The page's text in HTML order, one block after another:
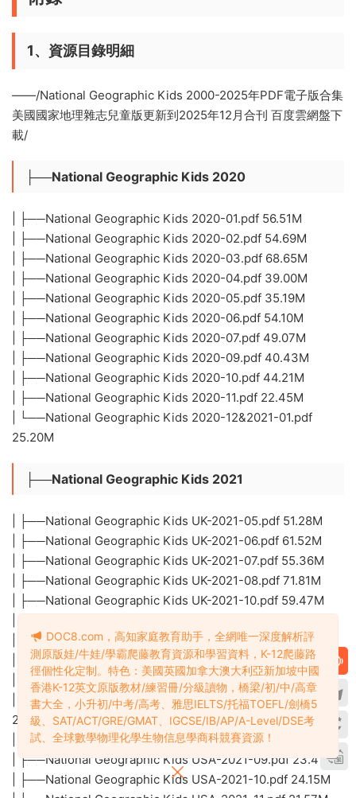
1、資源目錄明細
——/National Geographic Kids 2000-2025年PDF電子版合集
美國國家地理雜志兒童版更新到2025年12月合刊 百度雲網盤下
載/
├──National Geographic Kids 2020
| ├──National Geographic Kids 2020-01.pdf 56.51M
| ├──National Geographic Kids 2020-02.pdf 54.69M
| ├──National Geographic Kids 2020-03.pdf 68.65M
| ├──National Geographic Kids 2020-04.pdf 39.00M
| ├──National Geographic Kids 2020-05.pdf 35.19M
| ├──National Geographic Kids 2020-06.pdf 54.10M
| ├──National Geographic Kids 2020-07.pdf 49.07M
| ├──National Geographic Kids 2020-09.pdf 40.43M
| ├──National Geographic Kids 2020-10.pdf 44.21M
| ├──National Geographic Kids 2020-11.pdf 22.45M
| └──National Geographic Kids 2020-12&2021-01.pdf
25.20M
├──National Geographic Kids 2021
| ├──National Geographic Kids UK-2021-05.pdf 51.28M
| ├──National Geographic Kids UK-2021-06.pdf 61.52M
| ├──National Geographic Kids UK-2021-07.pdf 55.36M
| ├──National Geographic Kids UK-2021-08.pdf 71.81M
| ├──National Geographic Kids UK-2021-10.pdf 59.47M
| ├──National Geographic Kids UK-2021-11.pdf 66.51M
| ├──National Geographic Kids UK-2021-12.pdf 62.39M
| ├──National Geographic Kids USA-2021-04.pdf 26.64M
| ├──National Geographic Kids USA-2021-05.pdf 23.31M
| ├──National Geographic Kids USA-2021-06&07.pdf
27.18M
| ├──National Geographic Kids USA-2021-08.pdf 21.54M
| ├──National Geographic Kids USA-2021-09.pdf 23.41M
| ├──National Geographic Kids USA-2021-10.pdf 24.15M
DOC8.com，高知家庭教育助手，全網唯一深度解析評
測原版娃/牛娃/學霸爬藤教育資源和學習資料，K-12爬藤路
徑個性化定制。特色：美國英國加拿大澳大利亞新加坡中國
香港K-12英文原版教材/練習冊/分級讀物，橋梁/初/中/高章
書大全，小升初/中考/高考、雅思IELTS/托福TOEFL/劍橋5
級、SAT/ACT/GRE/GMAT、IGCSE/IB/AP/A-Level/DSE考
試、全球數學物理化學生物信息學商科競賽資源！